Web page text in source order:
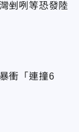
剉咧等恐發陸
衝「連撞6